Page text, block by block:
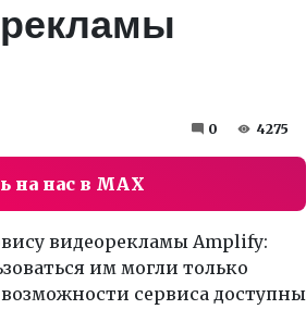
0 4275
на нас в MAX
видеорекламы Amplify:
им могли только
сервиса доступны